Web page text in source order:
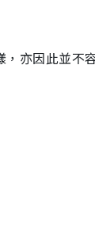
，亦因此並不